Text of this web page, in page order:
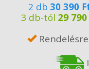
2 db 30 390
3 db-tól 29